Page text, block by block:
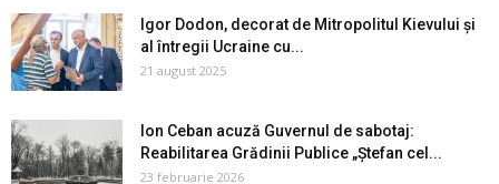
Igor Dodon, decorat de Mitropolitul Kievului și
al întregii Ucraine cu...
21 august 2025
Ion Ceban acuză Guvernul de sabotaj:
Reabilitarea Grădinii Publice „Ștefan cel...
23 februarie 2026